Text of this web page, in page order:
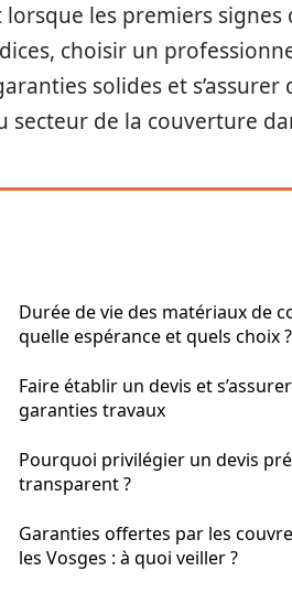
les premiers signes
choisir un
solides et s’assurer
de la couverture
Durée de vie des matériaux de
quelle espérance et quels choix ?
Faire établir un devis et
garanties travaux
Pourquoi privilégier un devis
transparent ?
Garanties offertes par les
les Vosges : à quoi veiller ?